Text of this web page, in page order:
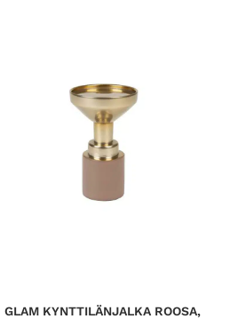
GLAM KYNTTILÄNJALKA ROOSA,